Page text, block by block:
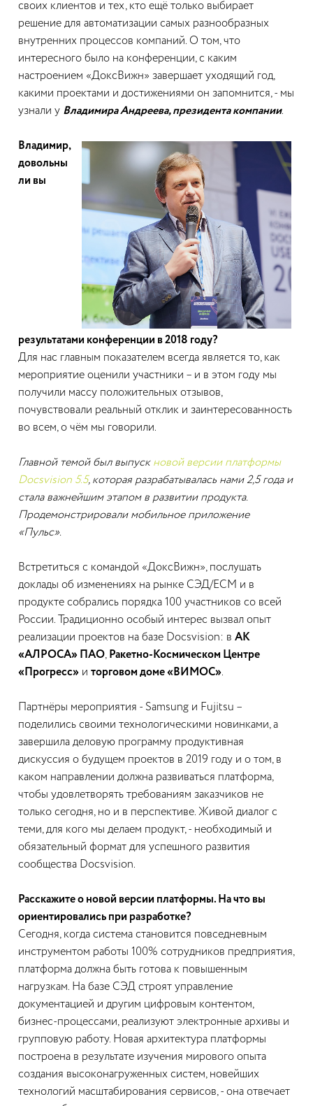
своих клиентов и тех, кто ещё только выбирает
решение для автоматизации самых разнообразных
внутренних процессов компаний. О том, что
интересного было на конференции, с каким
настроением «ДоксВижн» завершает уходящий год,
какими проектами и достижениями он запомнится, - мы
узнали у Владимира Андреева, президента компании.
Владимир,
довольны
ли вы
результатами конференции в 2018 году?
Для нас главным показателем всегда является то, как
мероприятие оценили участники – и в этом году мы
получили массу положительных отзывов,
почувствовали реальный отклик и заинтересованность
во всем, о чём мы говорили.
Главной темой был выпуск новой версии платформы
Docsvision 5.5, которая разрабатывалась нами 2,5 года и
стала важнейшим этапом в развитии продукта.
Продемонстрировали мобильное приложение
«Пульс».
Встретиться с командой «ДоксВижн», послушать
доклады об изменениях на рынке СЭД/ECM и в
продукте собрались порядка 100 участников со всей
России. Традиционно особый интерес вызвал опыт
реализации проектов на базе Docsvision: в АК
«АЛРОСА» ПАО, Ракетно-Космическом Центре
«Прогресс» и торговом доме «ВИМОС».
Партнёры мероприятия - Samsung и Fujitsu –
поделились своими технологическими новинками, а
завершила деловую программу продуктивная
дискуссия о будущем проектов в 2019 году и о том, в
каком направлении должна развиваться платформа,
чтобы удовлетворять требованиям заказчиков не
только сегодня, но и в перспективе. Живой диалог с
теми, для кого мы делаем продукт, - необходимый и
обязательный формат для успешного развития
сообщества Docsvision.
Расскажите о новой версии платформы. На что вы
ориентировались при разработке?
Сегодня, когда система становится повседневным
инструментом работы 100% сотрудников предприятия,
платформа должна быть готова к повышенным
нагрузкам. На базе СЭД строят управление
документацией и другим цифровым контентом,
бизнес-процессами, реализуют электронные архивы и
групповую работу. Новая архитектура платформы
построена в результате изучения мирового опыта
создания высоконагруженных систем, новейших
технологий масштабирования сервисов, - она отвечает